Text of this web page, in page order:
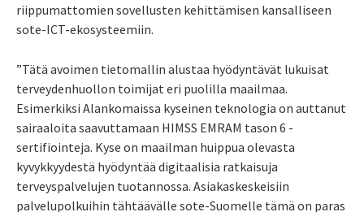
riippumattomien sovellusten kehittämisen kansalliseen
sote-ICT-ekosysteemiin.
”Tätä avoimen tietomallin alustaa hyödyntävät lukuisat
terveydenhuollon toimijat eri puolilla maailmaa.
Esimerkiksi Alankomaissa kyseinen teknologia on auttanut
sairaaloita saavuttamaan HIMSS EMRAM tason 6 -
sertifiointeja. Kyse on maailman huippua olevasta
kyvykkyydestä hyödyntää digitaalisia ratkaisuja
terveyspalvelujen tuotannossa. Asiakaskeskeisiin
palvelupolkuihin tähtäävälle sote-Suomelle tämä on paras